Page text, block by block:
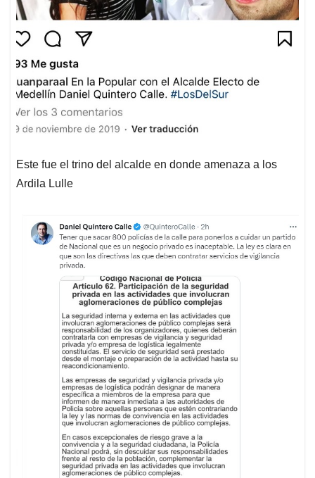
Este fue el trino del alcalde en donde amenaza a los
Ardila Lulle